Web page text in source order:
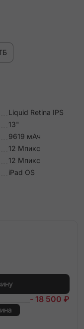
Liquid Retina IPS
13"
9619 мАч
12 Мпикс
12 Мпикс
iPad OS
- 18 500 ₽